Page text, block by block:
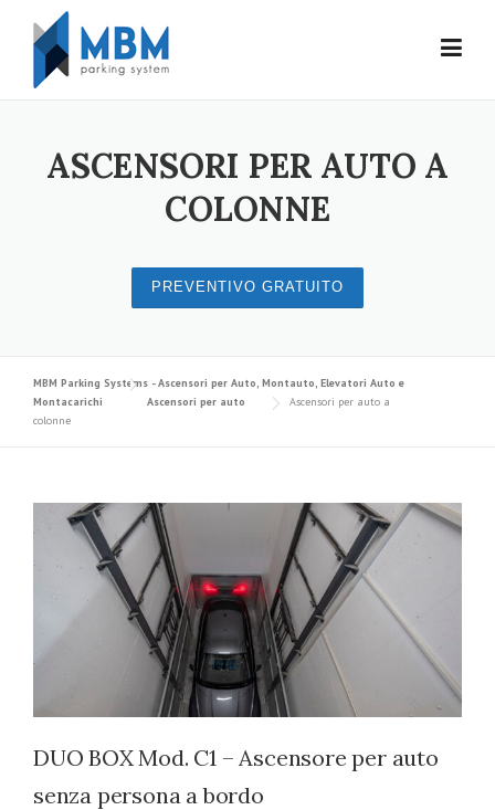
Skip to content
ASCENSORI PER AUTO A
COLONNE
PREVENTIVO GRATUITO
MBM Parking Systems - Ascensori per Auto, Montauto, Elevatori Auto e
Montacarichi
Ascensori per auto
Ascensori per auto a
colonne
DUO BOX Mod. C1 – Ascensore per auto
senza persona a bordo